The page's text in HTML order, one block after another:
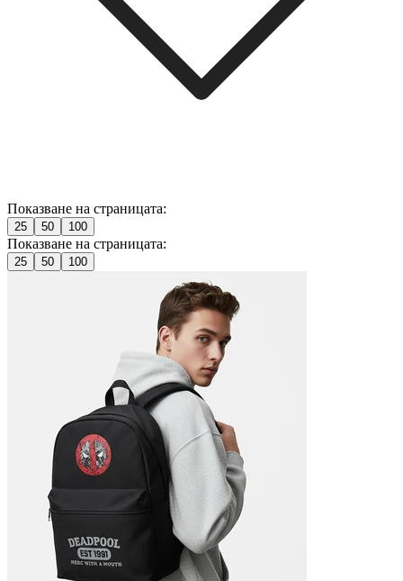
Показване на страницата:
25 50 100
Показване на страницата:
25 50 100